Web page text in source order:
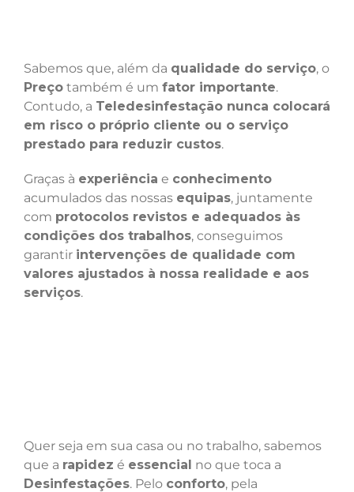
Sabemos que, além da qualidade do serviço, o
Preço também é um fator importante.
Contudo, a Teledesinfestação nunca colocará
em risco o próprio cliente ou o serviço
prestado para reduzir custos.
Graças à experiência e conhecimento
acumulados das nossas equipas, juntamente
com protocolos revistos e adequados às
condições dos trabalhos, conseguimos
garantir intervenções de qualidade com
valores ajustados à nossa realidade e aos
serviços.
Quer seja em sua casa ou no trabalho, sabemos
que a rapidez é essencial no que toca a
Desinfestações. Pelo conforto, pela